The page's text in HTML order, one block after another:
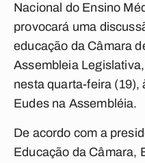
Nacional do Ensino
provocará uma
educação da Câmara
Assembleia
nesta quarta-feira (19),
Eudes na Assembléia.
De acordo com a
Educação da Câmara,